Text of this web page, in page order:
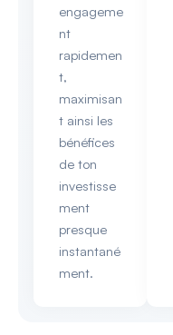
engageme
nt
rapidemen
t,
maximisan
t ainsi les
bénéfices
de ton
investisse
ment
presque
instantané
ment.